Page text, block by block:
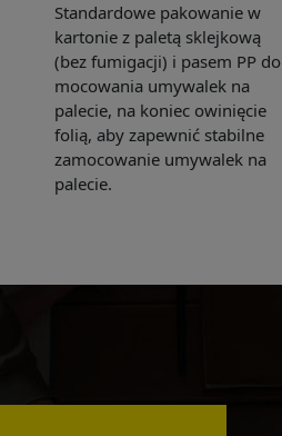
Standardowe pakowanie w
kartonie z paletą sklejkową
(bez fumigacji) i pasem PP do
mocowania umywalek na
palecie, na koniec owinięcie
folią, aby zapewnić stabilne
zamocowanie umywalek na
palecie.